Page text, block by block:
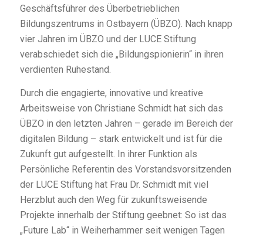
Geschäftsführer des Überbetrieblichen
Bildungszentrums in Ostbayern (ÜBZO). Nach knapp
vier Jahren im ÜBZO und der LUCE Stiftung
verabschiedet sich die „Bildungspionierin“ in ihren
verdienten Ruhestand.
Durch die engagierte, innovative und kreative
Arbeitsweise von Christiane Schmidt hat sich das
ÜBZO in den letzten Jahren – gerade im Bereich der
digitalen Bildung – stark entwickelt und ist für die
Zukunft gut aufgestellt. In ihrer Funktion als
Persönliche Referentin des Vorstandsvorsitzenden
der LUCE Stiftung hat Frau Dr. Schmidt mit viel
Herzblut auch den Weg für zukunftsweisende
Projekte innerhalb der Stiftung geebnet: So ist das
„Future Lab“ in Weiherhammer seit wenigen Tagen